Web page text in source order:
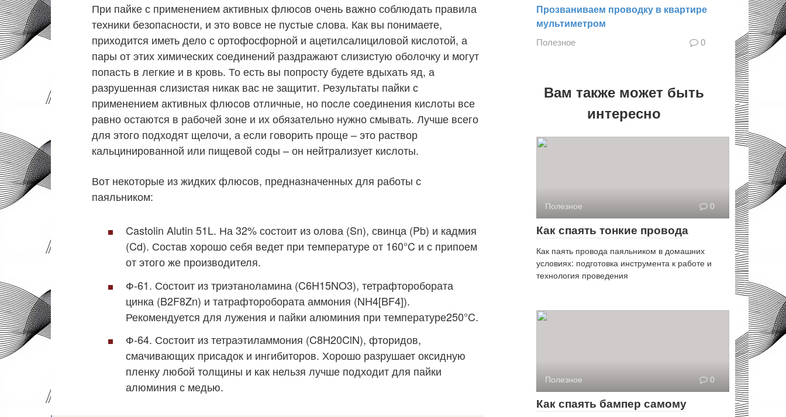
При пайке с применением активных флюсов очень важно соблюдать правила
техники безопасности, и это вовсе не пустые слова. Как вы понимаете,
приходится иметь дело с ортофосфорной и ацетилсалициловой кислотой, а
пары от этих химических соединений раздражают слизистую оболочку и могут
попасть в легкие и в кровь. То есть вы попросту будете вдыхать яд, а
разрушенная слизистая никак вас не защитит. Результаты пайки с
применением активных флюсов отличные, но после соединения кислоты все
равно остаются в рабочей зоне и их обязательно нужно смывать. Лучше всего
для этого подходят щелочи, а если говорить проще – это раствор
кальцинированной или пищевой соды – он нейтрализует кислоты.
Вот некоторые из жидких флюсов, предназначенных для работы с
паяльником:
Castolin Alutin 51L. На 32% состоит из олова (Sn), свинца (Pb) и кадмия
(Cd). Состав хорошо себя ведет при температуре от 160°C и с припоем
от этого же производителя.
Ф-61. Состоит из триэтаноламина (C6H15NO3), тетрафторобората
цинка (B2F8Zn) и татрафторобората аммония (NH4[BF4]).
Рекомендуется для лужения и пайки алюминия при температуре250°C.
Ф-64. Состоит из тетраэтиламмония (C8H20ClN), фторидов,
смачивающих присадок и ингибиторов. Хорошо разрушает оксидную
пленку любой толщины и как нельзя лучше подходит для пайки
алюминия с медью.
Прозваниваем проводку в квартире
мультиметром
Полезное 0
Вам также может быть
интересно
Полезное 0
Как спаять тонкие провода
Как паять провода паяльником в домашних
условиях: подготовка инструмента к работе и
технология проведения
Полезное 0
Как спаять бампер самому